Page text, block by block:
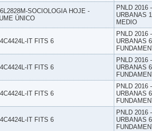
SOCIOLOGIA HOJE -
ÚNICO
PNLD 2016
URBANAS
MEDIO
IT FITS 6
PNLD 2016
URBANAS
IT FITS 6
PNLD 2016
URBANAS
IT FITS 6
PNLD 2016
URBANAS
IT FITS 6
PNLD 2016
URBANAS